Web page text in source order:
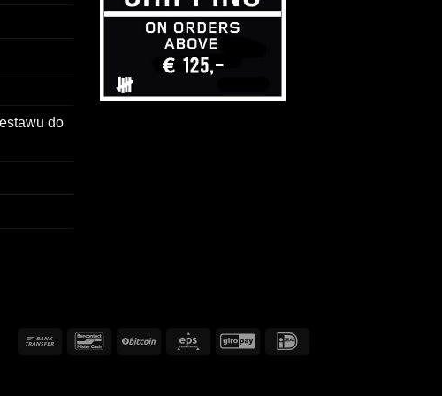
do
Przelew
BancontactBitCoin Eps GiroPay